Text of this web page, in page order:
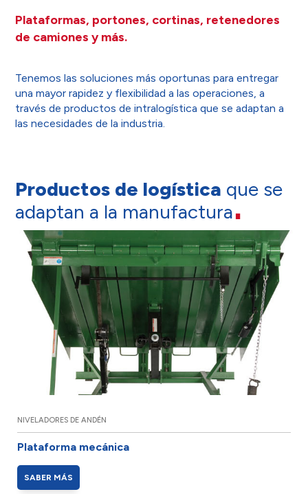
Plataformas, portones, cortinas, retenedores
de camiones y más.
Tenemos las soluciones más oportunas para entregar
una mayor rapidez y flexibilidad a las operaciones, a
través de productos de intralogística que se adaptan a
las necesidades de la industria.
Productos de logística que se
adaptan a la manufactura
NIVELADORES DE ANDÉN
Plataforma mecánica
SABER MÁS